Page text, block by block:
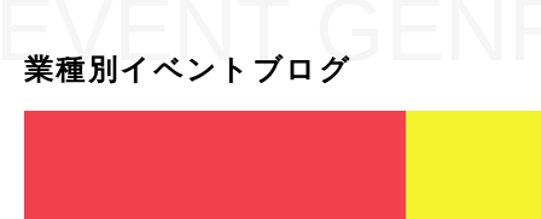
業種別イベントブログ